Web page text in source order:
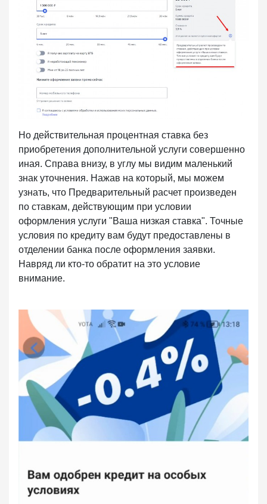
Но действительная процентная ставка без
приобретения дополнительной услуги совершенно
иная. Справа внизу, в углу мы видим маленький
знак уточнения. Нажав на который, мы можем
узнать, что Предварительный расчет произведен
по ставкам, действующим при условии
оформления услуги "Ваша низкая ставка". Точные
условия по кредиту вам будут предоставлены в
отделении банка после оформления заявки.
Навряд ли кто-то обратит на это условие
внимание.